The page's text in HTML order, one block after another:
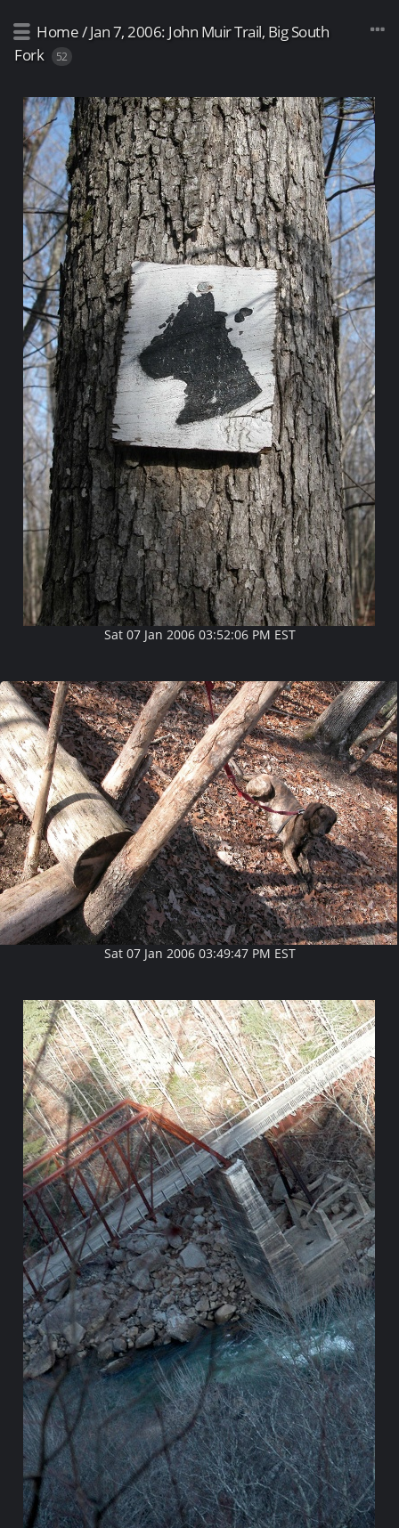
Home/Jan 7, 2006: John Muir Trail, Big South
Fork
52
Sat 07 Jan 2006 03:52:06 PM EST
Sat 07 Jan 2006 03:49:47 PM EST